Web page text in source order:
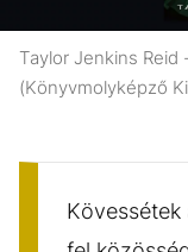
Taylor Jenkins
(Könyvmolyképző
Kövessétek